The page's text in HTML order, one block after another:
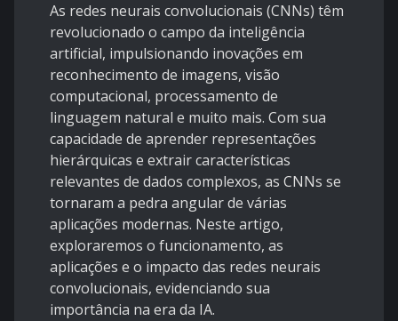
As redes neurais convolucionais (CNNs) têm
revolucionado o campo da inteligência
artificial, impulsionando inovações em
reconhecimento de imagens, visão
computacional, processamento de
linguagem natural e muito mais. Com sua
capacidade de aprender representações
hierárquicas e extrair características
relevantes de dados complexos, as CNNs se
tornaram a pedra angular de várias
aplicações modernas. Neste artigo,
exploraremos o funcionamento, as
aplicações e o impacto das redes neurais
convolucionais, evidenciando sua
importância na era da IA.